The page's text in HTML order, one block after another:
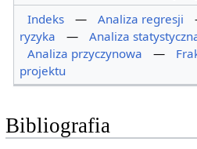
Indeks
— Analiza regresji
ryzyka
— Analiza
Analiza przyczynowa
—
projektu
Bibliografia